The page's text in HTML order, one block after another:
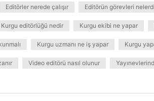
Editörler nerede çalışır Editörün görevleri
Kurgu editörlüğü nedir Kurgu ekibi ne yapar
Kurgu uzmanı ne iş yapar Kurgu
Video editörü nasıl olunur